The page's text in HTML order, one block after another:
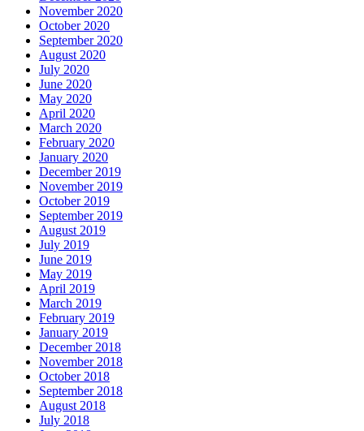
November 2020
October 2020
September 2020
August 2020
July 2020
June 2020
May 2020
April 2020
March 2020
February 2020
January 2020
December 2019
November 2019
October 2019
September 2019
August 2019
July 2019
June 2019
May 2019
April 2019
March 2019
February 2019
January 2019
December 2018
November 2018
October 2018
September 2018
August 2018
July 2018